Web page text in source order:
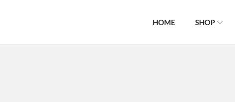
HOME SHOP